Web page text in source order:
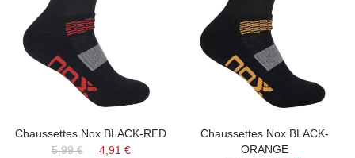
Chaussettes Nox BLACK-RED
5,99 €
4,91 €
Chaussettes Nox BLACK-
ORANGE